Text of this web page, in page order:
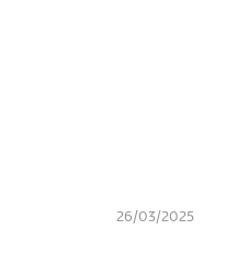
26/03/2025